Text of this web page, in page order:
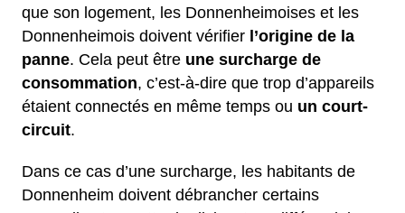
que son logement, les Donnenheimoises et les
Donnenheimois doivent vérifier l’origine de la
panne. Cela peut être une surcharge de
consommation, c’est-à-dire que trop d’appareils
étaient connectés en même temps ou un court-
circuit.
Dans ce cas d’une surcharge, les habitants de
Donnenheim doivent débrancher certains